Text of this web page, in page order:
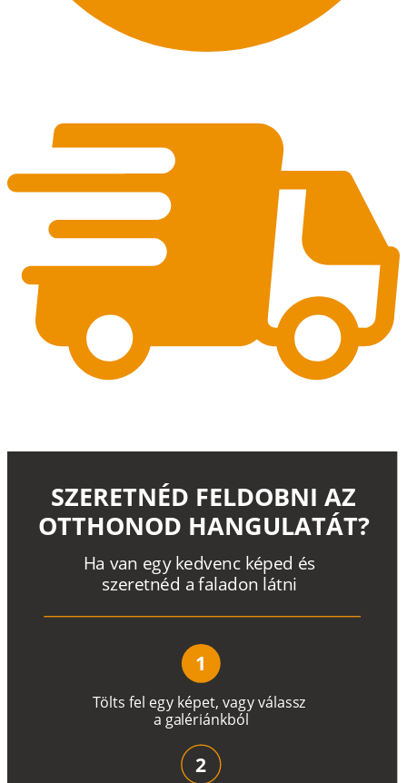
Tölts fel egy képet, vagyválassz
a galériánkból
Ha van egy kedvenc képed és
szeretnéd a faladon látni
SZERETNÉD FELDOBNI AZ
OTTHONOD HANGULATÁT?
1
2